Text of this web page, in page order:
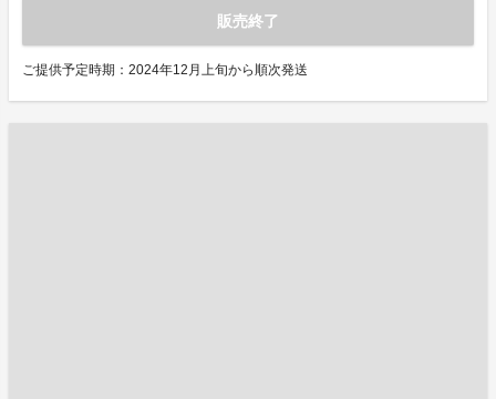
販売終了
ご提供予定時期：2024年12月上旬から順次発送